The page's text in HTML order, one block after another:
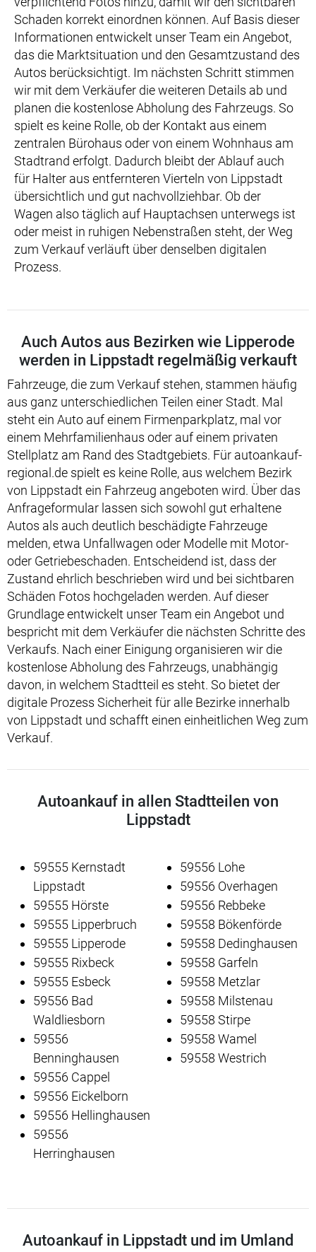
Schaden korrekt einordnen können. Auf Basis dieser
Informationen entwickelt unser Team ein Angebot,
das die Marktsituation und den Gesamtzustand des
Autos berücksichtigt. Im nächsten Schritt stimmen
wir mit dem Verkäufer die weiteren Details ab und
planen die kostenlose Abholung des Fahrzeugs. So
spielt es keine Rolle, ob der Kontakt aus einem
zentralen Bürohaus oder von einem Wohnhaus am
Stadtrand erfolgt. Dadurch bleibt der Ablauf auch
für Halter aus entfernteren Vierteln von Lippstadt
übersichtlich und gut nachvollziehbar. Ob der
Wagen also täglich auf Hauptachsen unterwegs ist
oder meist in ruhigen Nebenstraßen steht, der Weg
zum Verkauf verläuft über denselben digitalen
Prozess.
Auch Autos aus Bezirken wie Lipperode
werden in Lippstadt regelmäßig verkauft
Fahrzeuge, die zum Verkauf stehen, stammen häufig
aus ganz unterschiedlichen Teilen einer Stadt. Mal
steht ein Auto auf einem Firmenparkplatz, mal vor
einem Mehrfamilienhaus oder auf einem privaten
Stellplatz am Rand des Stadtgebiets. Für autoankauf-
regional.de spielt es keine Rolle, aus welchem Bezirk
von Lippstadt ein Fahrzeug angeboten wird. Über das
Anfrageformular lassen sich sowohl gut erhaltene
Autos als auch deutlich beschädigte Fahrzeuge
melden, etwa Unfallwagen oder Modelle mit Motor-
oder Getriebeschaden. Entscheidend ist, dass der
Zustand ehrlich beschrieben wird und bei sichtbaren
Schäden Fotos hochgeladen werden. Auf dieser
Grundlage entwickelt unser Team ein Angebot und
bespricht mit dem Verkäufer die nächsten Schritte des
Verkaufs. Nach einer Einigung organisieren wir die
kostenlose Abholung des Fahrzeugs, unabhängig
davon, in welchem Stadtteil es steht. So bietet der
digitale Prozess Sicherheit für alle Bezirke innerhalb
von Lippstadt und schafft einen einheitlichen Weg zum
Verkauf.
Autoankauf in allen Stadtteilen von
Lippstadt
59555 Kernstadt
Lippstadt
59555 Hörste
59555 Lipperbruch
59555 Lipperode
59555 Rixbeck
59555 Esbeck
59556 Bad
Waldliesborn
59556
Benninghausen
59556 Cappel
59556 Eickelborn
59556 Hellinghausen
59556
Herringhausen
59556 Lohe
59556 Overhagen
59556 Rebbeke
59558 Bökenförde
59558 Dedinghausen
59558 Garfeln
59558 Metzlar
59558 Milstenau
59558 Stirpe
59558 Wamel
59558 Westrich
Autoankauf in Lippstadt und im Umland